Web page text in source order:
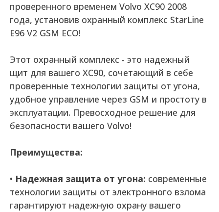
проверенного временем Volvo XC90 2008
года, установив охранный комплекс StarLine
E96 V2 GSM ECO!
Этот охранный комплекс - это надежный
щит для вашего XC90, сочетающий в себе
проверенные технологии защиты от угона,
удобное управление через GSM и простоту в
эксплуатации. Превосходное решение для
безопасности вашего Volvo!
Преимущества:
• Надежная защита от угона: современные
технологии защиты от электронного взлома
гарантируют надежную охрану вашего